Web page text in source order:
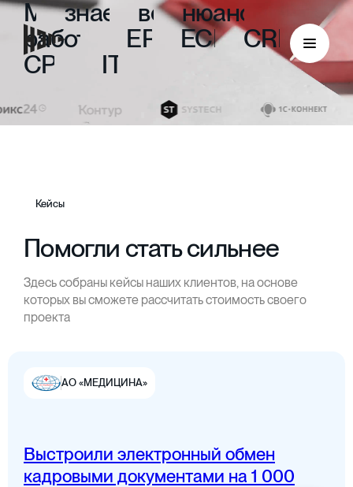
Мызнаем всенюансы
работы
ERP, ECM,CRM,
CPM
ITIL
ECM
Цифровая канцелярия
Кейсы
Помогли стать сильнее
Здесь собраны кейсы наших клиентов, на основе
которых вы сможете рассчитать стоимость своего
проекта
АО «МЕДИЦИНА»
Выстроили электронный обмен
кадровыми документами на 1 000